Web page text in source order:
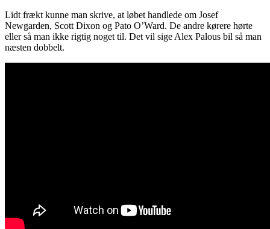
Lidt frækt kunne man skrive, at løbet handlede om Josef
Newgarden, Scott Dixon og Pato O’Ward. De andre kørere hørte
eller så man ikke rigtig noget til. Det vil sige Alex Palous bil så man
næsten dobbelt.